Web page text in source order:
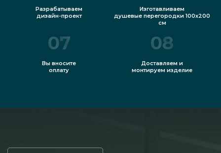
Разрабатываем
дизайн-проект
Изготавливаем
душевые перегородки 100х200
см
07
Вы вносите
оплату
08
Доставляем и
монтируем изделие